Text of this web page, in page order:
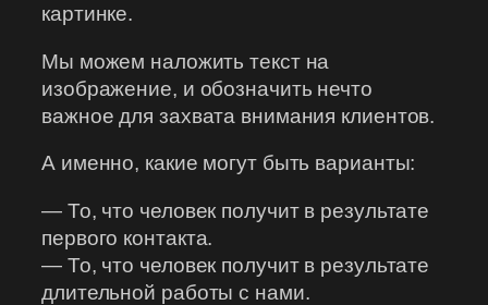
картинке.
Мы можем наложить текст на
изображение, и обозначить нечто
важное для захвата внимания клиентов.
А именно, какие могут быть варианты:
— То, что человек получит в результате
первого контакта.
— То, что человек получит в результате
длительной работы с нами.